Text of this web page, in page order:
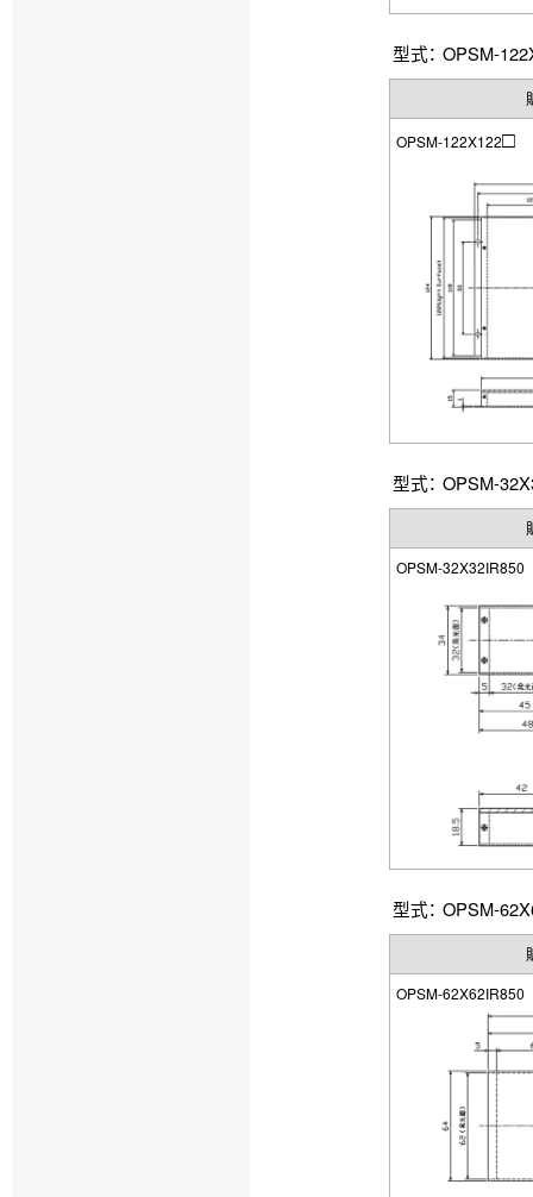
型式： OPSM-
OPSM-122X122□
型式： OPSM-
OPSM-32X32IR850
型式： OPSM-
OPSM-62X62IR850